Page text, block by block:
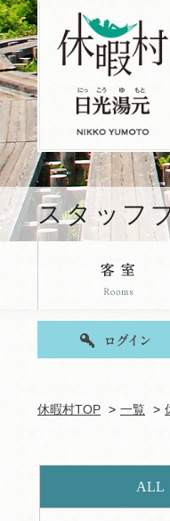
スタッフ
休暇村TOP 一覧
ALL